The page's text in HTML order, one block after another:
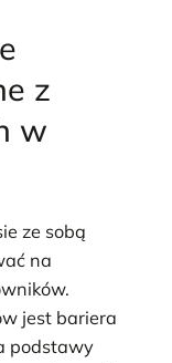
z
w
ze sobą
na
jest bariera
podstawy